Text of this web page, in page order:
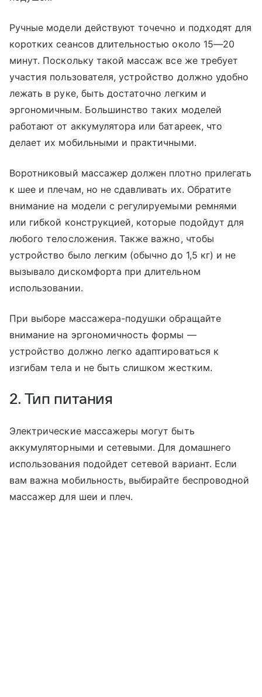
Ручные модели действуют точечно и подходят для
коротких сеансов длительностью около 15—20
минут. Поскольку такой массаж все же требует
участия пользователя, устройство должно удобно
лежать в руке, быть достаточно легким и
эргономичным. Большинство таких моделей
работают от аккумулятора или батареек, что
делает их мобильными и практичными.
Воротниковый массажер должен плотно прилегать
к шее и плечам, но не сдавливать их. Обратите
внимание на модели с регулируемыми ремнями
или гибкой конструкцией, которые подойдут для
любого телосложения. Также важно, чтобы
устройство было легким (обычно до 1,5 кг) и не
вызывало дискомфорта при длительном
использовании.
При выборе массажера-подушки обращайте
внимание на эргономичность формы —
устройство должно легко адаптироваться к
изгибам тела и не быть слишком жестким.
2. Тип питания
Электрические массажеры могут быть
аккумуляторными и сетевыми. Для домашнего
использования подойдет сетевой вариант. Если
вам важна мобильность, выбирайте беспроводной
массажер для шеи и плеч.